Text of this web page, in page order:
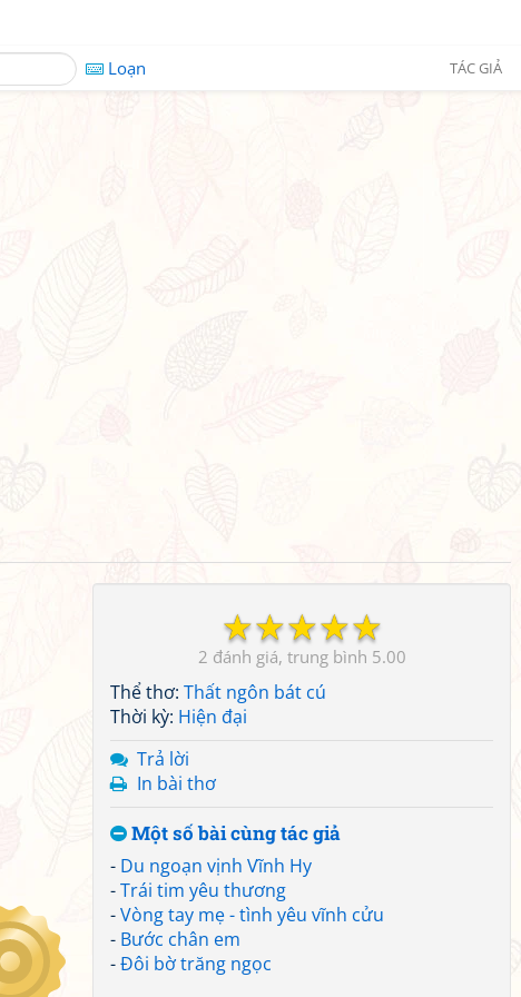
Loạn TÁC GIẢ
☆
☆
☆
☆
☆
2 5.00
Thể thơ: Thất ngôn bát cú
Thời kỳ: Hiện đại
Trả lời
In bài thơ
Một số bài cùng tác giả
- Du ngoạn vịnh Vĩnh Hy
-Trái tim yêu thương
-Vòng tay mẹ - tình yêu vĩnh cửu
- Bước chân em
-Đôi bờ trăng ngọc